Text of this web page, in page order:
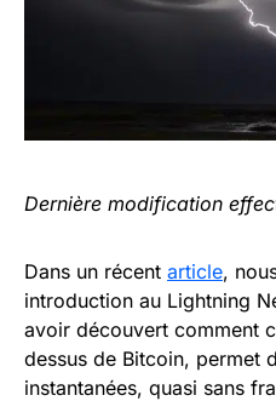
Dernière modification
Dans un récent article,
introduction au Lightning
avoir découvert comment
dessus de Bitcoin, permet
instantanées, quasi sans